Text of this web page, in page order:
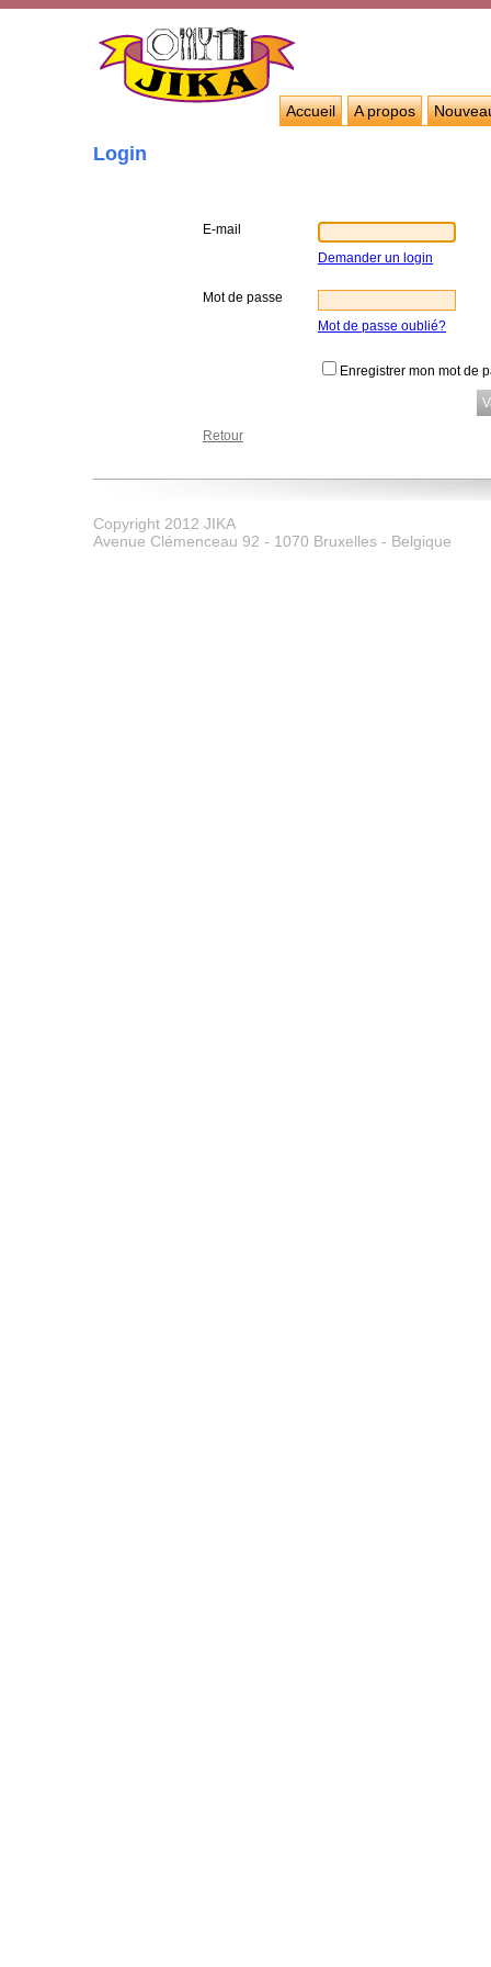
Accueil A propos
Login
E-mail
Demander un login
Mot de passe
Mot de passe oublié?
Enregistrer mon mot de
Retour
Copyright 2012 JIKA
Avenue Clémenceau 92 - 1070 Bruxelles - Belgique